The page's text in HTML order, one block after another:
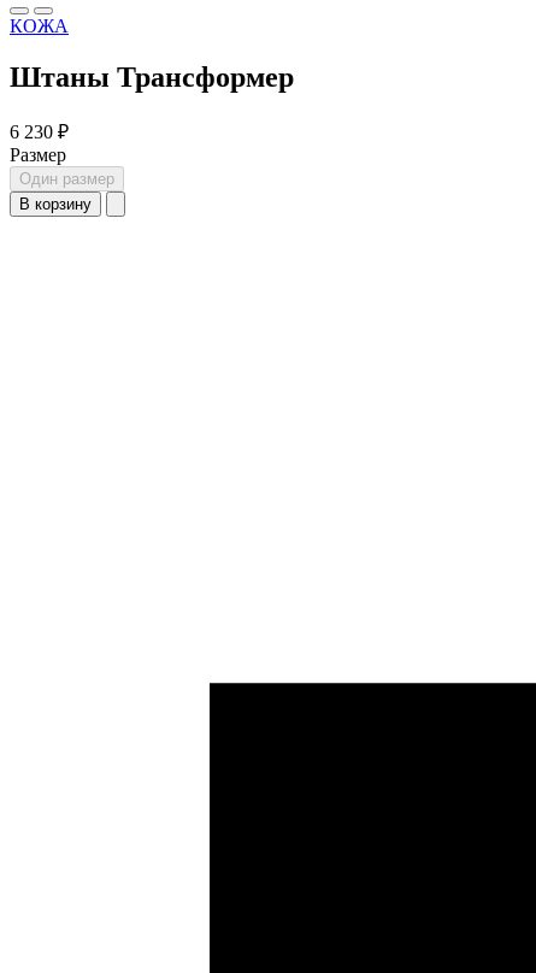
КОЖА
Штаны Трансформер
6 230 ₽
Размер
Один размер
В корзину